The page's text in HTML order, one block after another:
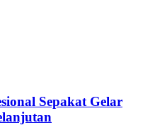
Sepakat Gelar